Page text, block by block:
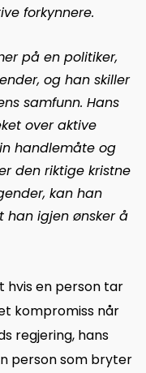
forkynnere.
på en politiker,
og han skiller
samfunn. Hans
over aktive
handlemåte og
den riktige kristne
kan han
han igjen ønsker å
hvis en person tar
kompromiss når
regjering, hans
person som bryter